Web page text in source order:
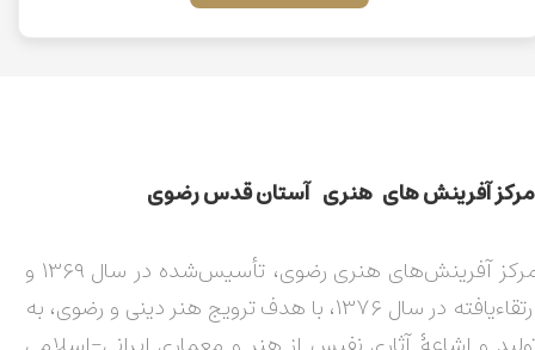
مركز آفرينش های هنری آستان قدس رضوی​​​​​​​​​​​​​​
مرکز آفرینش‌های هنری رضوی، تأسیس‌شده در سال ۱۳۶۹ و
ارتقاءیافته در سال ۱۳۷۶، با هدف ترویج هنر دینی و رضوی، به